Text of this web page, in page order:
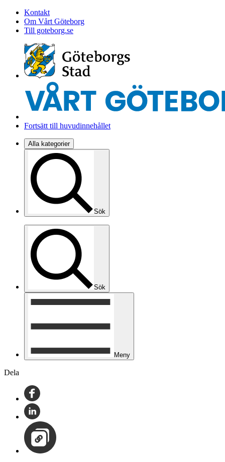
Kontakt
Om Vårt Göteborg
Till goteborg.se
Fortsätt till huvudinnehållet
Alla kategorier
Sök
Sök
Meny
Dela